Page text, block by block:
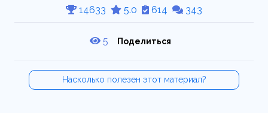
14633
5.0 614 343
5 Поделиться
Насколько полезен этот материал?